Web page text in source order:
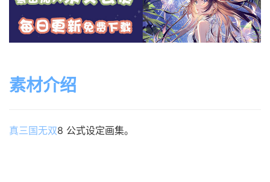
素材介绍
真三国无双8 公式设定画集。